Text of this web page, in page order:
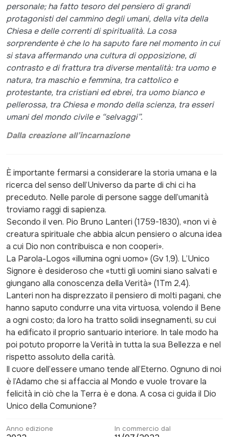
personale; ha fatto tesoro del pensiero di grandi
protagonisti del cammino degli umani, della vita della
Chiesa e delle correnti di spiritualità. La cosa
sorprendente è che lo ha saputo fare nel momento in cui
si stava affermando una cultura di opposizione, di
contrasto e di frattura tra diverse mentalità: tra uomo e
natura, tra maschio e femmina, tra cattolico e
protestante, tra cristiani ed ebrei, tra uomo bianco e
pellerossa, tra Chiesa e mondo della scienza, tra esseri
umani del mondo civile e “selvaggi”.
Dalla creazione all’incarnazione
È importante fermarsi a considerare la storia umana e la
ricerca del senso dell’Universo da parte di chi ci ha
preceduto. Nelle parole di persone sagge dell’umanità
troviamo raggi di sapienza.
Secondo il ven. Pio Bruno Lanteri (1759-1830), «non vi è
creatura spirituale che abbia alcun pensiero o alcuna idea
a cui Dio non contribuisca e non cooperi».
La Parola-Logos «illumina ogni uomo» (Gv 1,9). L’Unico
Signore è desideroso che «tutti gli uomini siano salvati e
giungano alla conoscenza della Verità» (1Tm 2,4).
Lanteri non ha disprezzato il pensiero di molti pagani, che
hanno saputo condurre una vita virtuosa, volendo il Bene
a ogni costo; da loro ha tratto solidi insegnamenti, su cui
ha edificato il proprio santuario interiore. In tale modo ha
poi potuto proporre la Verità in tutta la sua Bellezza e nel
rispetto assoluto della carità.
Il cuore dell’essere umano tende all’Eterno. Ognuno di noi
è l’Adamo che si affaccia al Mondo e vuole trovare la
felicità in ciò che la Terra è e dona. A cosa ci guida il Dio
Unico della Comunione?
Anno edizione In commercio dal